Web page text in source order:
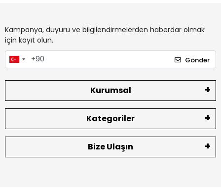
Kampanya, duyuru ve bilgilendirmelerden haberdar olmak
için kayıt olun.
Gönder
Kurumsal
Kategoriler
Bize Ulaşın